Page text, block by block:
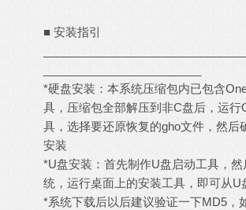
■ 安装指引
*硬盘安装：本系统压缩包内已包含
具，压缩包全部解压到非C盘后，运行
具，选择要还原恢复的gho文件，然后
安装
*U盘安装：首先制作U盘启动工具，
统，运行桌面上的安装工具，即可从U
*系统下载后以后建议验证一下MD5，